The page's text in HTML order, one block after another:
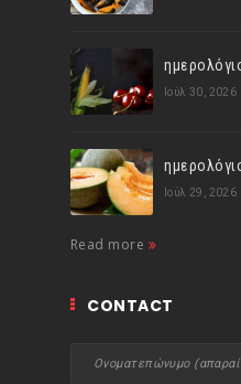
Ιούλ 30, 2026
Ιούλ 29, 2026
Read more
CONTACT